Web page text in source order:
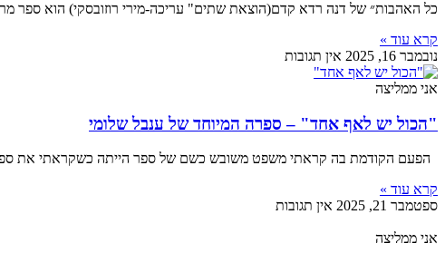
כל האהבות״ של דנה רדא קדם(הוצאת שתים" עריכה-מירי רוזובסקי) הוא ספר
קרא עוד »
נובמבר 16, 2025
אין תגובות
אני ממליצה
"הכול יש לאף אחד" – ספרה המיוחד של ענבל שלומי
הפעם הקודמת בה קראתי משפט משובש כשם של ספר הייתה כשקראתי את ספרו
קרא עוד »
ספטמבר 21, 2025
אין תגובות
אני ממליצה